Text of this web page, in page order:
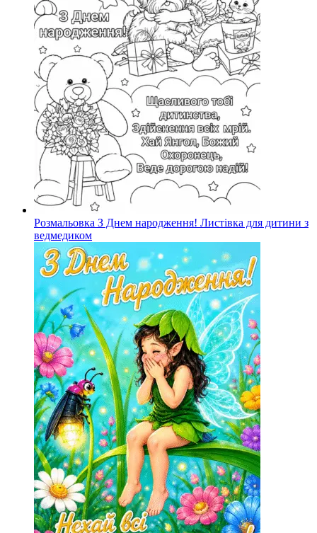
Розмальовка З Днем народження! Листівка для дитини з
ведмедиком